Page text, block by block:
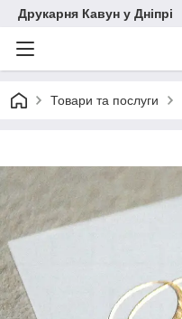
Друкарня Кавун у Дніпрі
Товари та послуги